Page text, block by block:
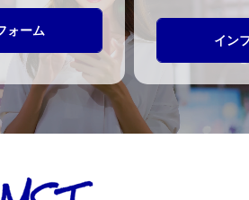
ォーム
イン